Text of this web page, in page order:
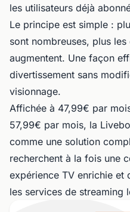
les utilisateurs déjà
Le principe est simple :
sont nombreuses, plus
augmentent. Une façon
divertissement sans
visionnage.
Affichée à 47,99€ par
57,99€ par mois, la
comme une solution
recherchent à la fois une
expérience TV enrichie et
les services de streaming